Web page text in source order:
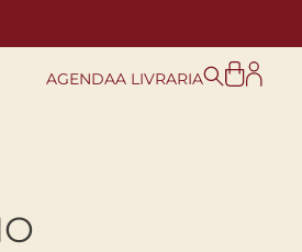
AGENDAA LIVRARIA